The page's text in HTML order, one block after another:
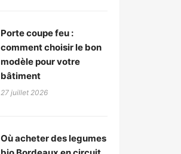
Porte coupe feu :
comment choisir le bon
modèle pour votre
bâtiment
27 juillet 2026
Où acheter des legumes